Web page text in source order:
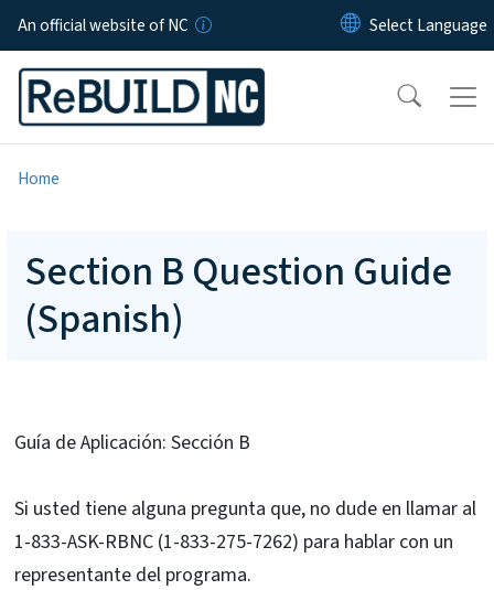
Skip to main content
An official website of NC
Home
Section B Question Guide
(Spanish)
Guía de Aplicación: Sección B
Si usted tiene alguna pregunta que, no dude en llamar al
1-833-ASK-RBNC (1-833-275-7262) para hablar con un
representante del programa.